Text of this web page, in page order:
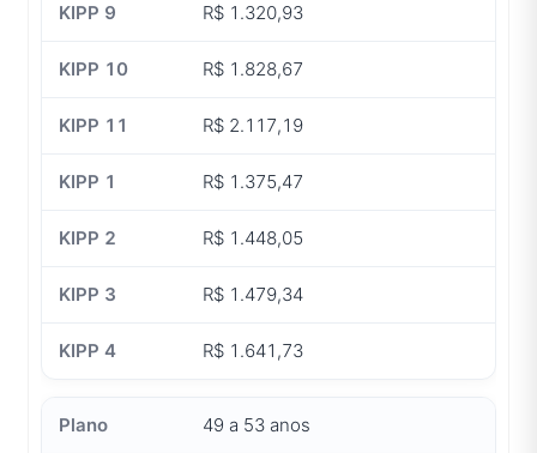
R$ 1.320,93
R$ 1.828,67
R$ 2.117,19
R$ 1.375,47
R$ 1.448,05
R$ 1.479,34
R$ 1.641,73
49 a 53 anos